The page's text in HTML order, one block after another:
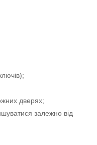
дверях;
залежно від